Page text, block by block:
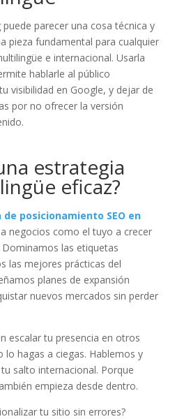
parecer una cosa técnica y
pieza fundamental para cualquier
e internacional. Usarla
hablarle al público
visibilidad en Google, y dejar de
por no ofrecer la versión
estrategia
eficaz?
de posicionamiento SEO en
negocios como el tuyo a crecer
las etiquetas
las mejores prácticas del
planes de expansión
nuevos mercados sin perder
escalar tu presencia en otros
lo hagas a ciegas. Hablemos y
salto internacional. Porque
empieza desde dentro.
tu sitio sin errores?